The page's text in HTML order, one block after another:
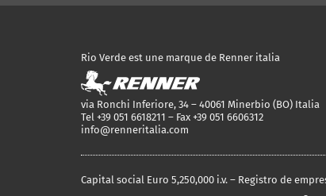
Rio Verde est une marque de Renner italia
via Ronchi Inferiore, 34 – 40061 Minerbio (BO) Italia
Tel +39 051 6618211 – Fax +39 051 6606312
info@renneritalia.com
Capital social Euro 5,250,000 i.v. – Registro de